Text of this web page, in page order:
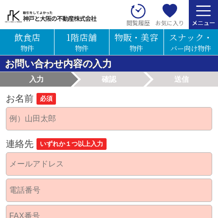
閲覧履歴 お気に入り
飲食店
物件
1階店舗
物件
物販・美容
物件
スナック・
バー向け物件
お問い合わせ内容の入力
入力 確認 送信
お名前 必須
連絡先 いずれか１つ以上入力